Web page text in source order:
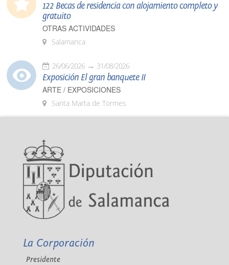
122 Becas de residencia con alojamiento completo y
gratuito
OTRAS ACTIVIDADES
Salamanca
26/06/2026 31/08/2026
Exposición El gran banquete II
ARTE / EXPOSICIONES
Santa Marta de Tormes
La Corporación
Presidente